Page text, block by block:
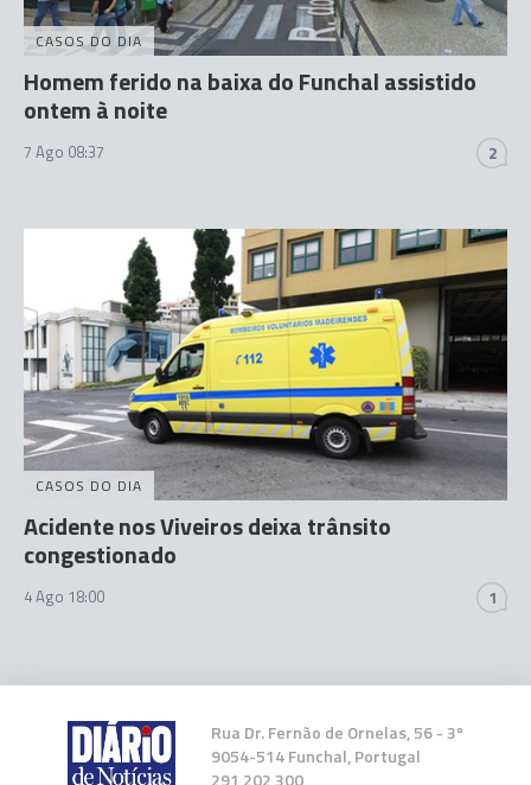
CASOS DO DIA
Homem ferido na baixa do Funchal assistido
ontem à noite
7 Ago 08:37 2
CASOS DO DIA
Acidente nos Viveiros deixa trânsito
congestionado
4 Ago 18:00 1
Rua Dr. Fernão de Ornelas, 56 - 3º
9054-514 Funchal, Portugal
291 202 300